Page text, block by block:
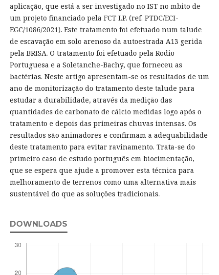
aplicação, que está a ser investigado no IST no mbito de
um projeto financiado pela FCT I.P. (ref. PTDC/ECI-
EGC/1086/2021). Este tratamento foi efetuado num talude
de escavação em solo arenoso da autoestrada A13 gerida
pela BRISA. O tratamento foi efetuado pela Rodio
Portuguesa e a Soletanche-Bachy, que forneceu as
bactérias. Neste artigo apresentam-se os resultados de um
ano de monitorização do tratamento deste talude para
estudar a durabilidade, através da medição das
quantidades de carbonato de cálcio medidas logo após o
tratamento e depois das primeiras chuvas intensas. Os
resultados são animadores e confirmam a adequabilidade
deste tratamento para evitar ravinamento. Trata-se do
primeiro caso de estudo português em biocimentação,
que se espera que ajude a promover esta técnica para
melhoramento de terrenos como uma alternativa mais
sustentável do que as soluções tradicionais.
DOWNLOADS